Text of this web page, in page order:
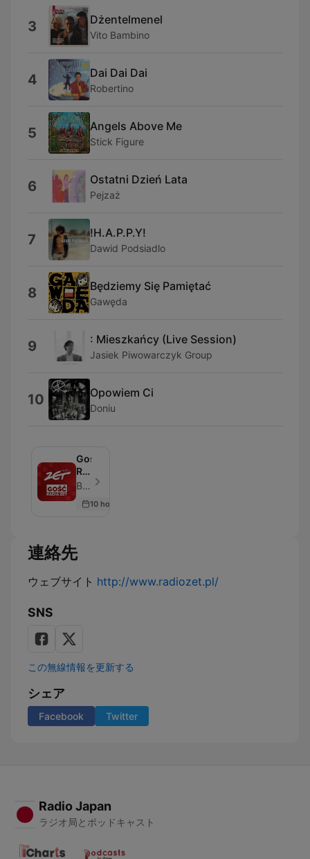
3 Dżentelmenel
Vito Bambino
4 Dai Dai Dai
Robertino
5 Angels Above Me
Stick Figure
6 Ostatni Dzień Lata
Pejzaż
7 !H.A.P.P.Y!
Dawid Podsiadlo
8 Będziemy Się Pamiętać
Gawęda
9 : Mieszkańcy (Live Session)
Jasiek Piwowarczyk Group
10 Opowiem Ci
Doniu
Gość
Radia
ZET
Beata Lubecka - エピソード 215
10 hours ago
連絡先
ウェブサイト http://www.radiozet.pl/
SNS
この無線情報を更新する
シェア
Facebook Twitter
Radio Japan
ラジオ局とポッドキャスト